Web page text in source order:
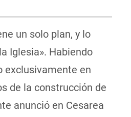
un solo plan, y lo
Iglesia». Habiendo
exclusivamente en
de la construcción de
anunció en Cesarea